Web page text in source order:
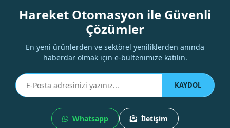
Hareket Otomasyon ile Güvenli
Çözümler
En yeni ürünlerden ve sektörel yeniliklerden anında
haberdar olmak için e-bültenimize katılın.
KAYDOL
Whatsapp İletişim